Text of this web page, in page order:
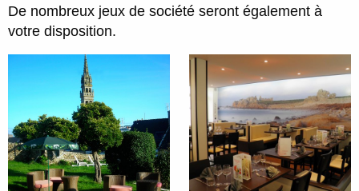
De nombreux jeux de société seront également à
votre disposition.